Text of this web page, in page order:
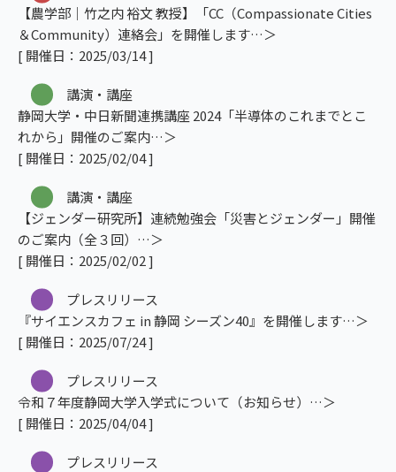
【農学部｜竹之内 裕文 教授】「CC（Compassionate Cities
＆Community）連絡会」を開催します
[ 開催日：2025/03/14 ]
講演・講座
静岡大学・中日新聞連携講座 2024「半導体のこれまでとこ
れから」開催のご案内
[ 開催日：2025/02/04 ]
講演・講座
【ジェンダー研究所】連続勉強会「災害とジェンダー」開催
のご案内（全３回）
[ 開催日：2025/02/02 ]
プレスリリース
『サイエンスカフェ in 静岡 シーズン40』を開催します
[ 開催日：2025/07/24 ]
プレスリリース
令和７年度静岡大学入学式について（お知らせ）
[ 開催日：2025/04/04 ]
プレスリリース